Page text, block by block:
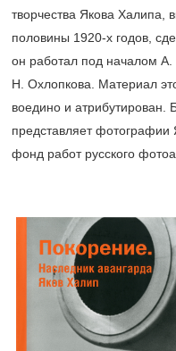
творчества Якова
половины 1920-х годов,
он работал под началом А.
Н. Охлопкова. Материал
воедино и атрибутирован.
представляет
фонд работ русского